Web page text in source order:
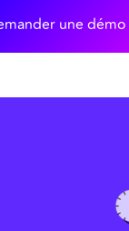
une démo